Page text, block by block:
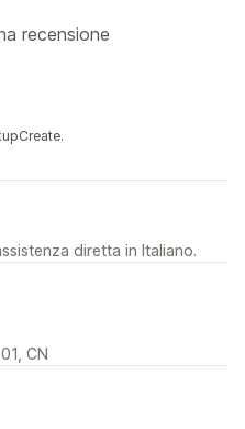
recensione
diretta in Italiano.
CN